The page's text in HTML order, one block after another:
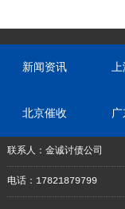
新闻资讯 上
北京催收
联系人：金诚讨债公司
电话：17821879799